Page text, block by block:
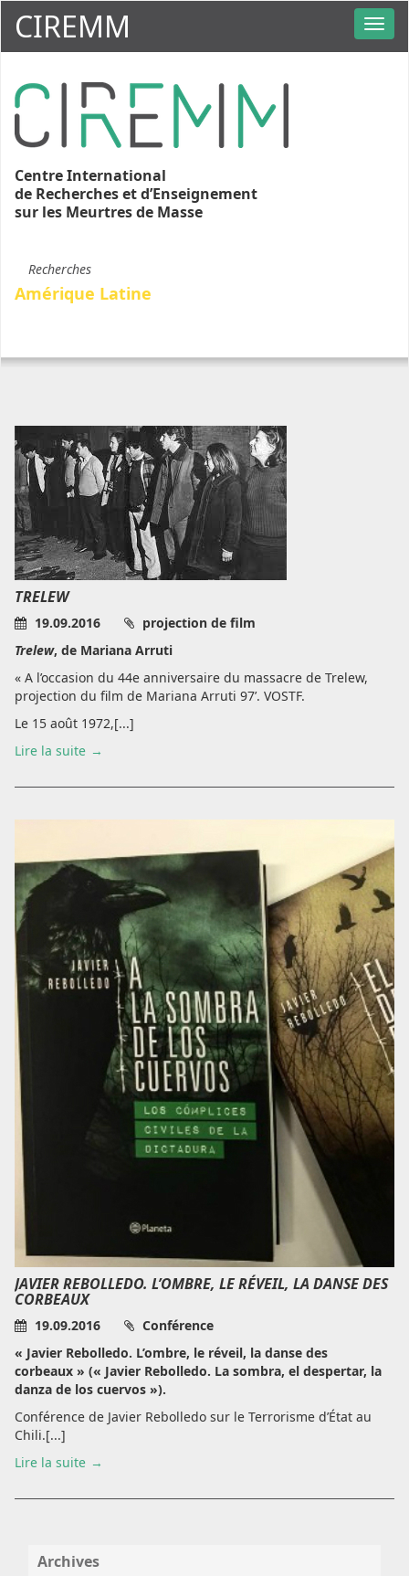
CIREMM
Centre International
de Recherches et d’Enseignement
sur les Meurtres de Masse
Recherches
Amérique Latine
TRELEW
19.09.2016
projection de film
Trelew, de Mariana Arruti
« A l’occasion du 44e anniversaire du massacre de Trelew,
projection du film de Mariana Arruti 97’. VOSTF.
Le 15 août 1972,[...]
Lire la suite
JAVIER REBOLLEDO. L’OMBRE, LE RÉVEIL, LA DANSE DES
CORBEAUX
19.09.2016
Conférence
« Javier Rebolledo. L’ombre, le réveil, la danse des
corbeaux » (« Javier Rebolledo. La sombra, el despertar, la
danza de los cuervos »).
Conférence de Javier Rebolledo sur le Terrorisme d’État au
Chili.[...]
Lire la suite
Archives